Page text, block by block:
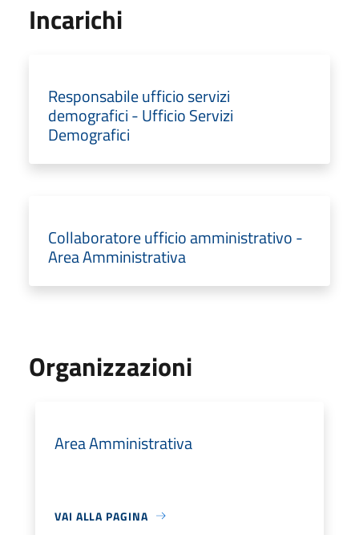
Incarichi
Responsabile ufficio servizi
demografici - Ufficio Servizi
Demografici
Collaboratore ufficio amministrativo -
Area Amministrativa
Organizzazioni
Area Amministrativa
VAI ALLA PAGINA